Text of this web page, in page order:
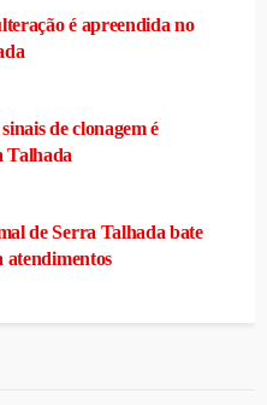
é apreendida no
de clonagem é
Talhada
de Serra Talhada bate
atendimentos